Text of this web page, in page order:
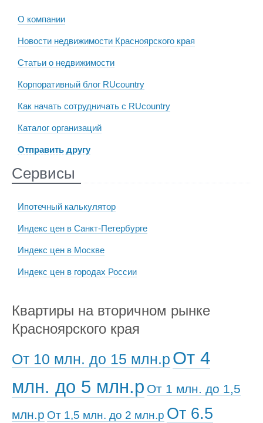
О компании
Новости недвижимости Красноярского края
Статьи о недвижимости
Корпоративный блог RUcountry
Как начать сотрудничать с RUcountry
Каталог организаций
Отправить другу
Сервисы
Ипотечный калькулятор
Индекс цен в Санкт-Петербурге
Индекс цен в Москве
Индекс цен в городах России
Квартиры на вторичном рынке
Красноярского края
От 10 млн. до 15 млн.р От 4
млн. до 5 млн.р От 1 млн. до 1,5
млн.р От 1,5 млн. до 2 млн.р От 6.5